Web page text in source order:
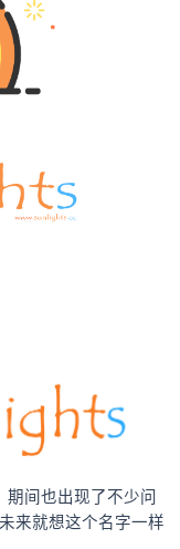
期间也出现了不少问
来就想这个名字一样